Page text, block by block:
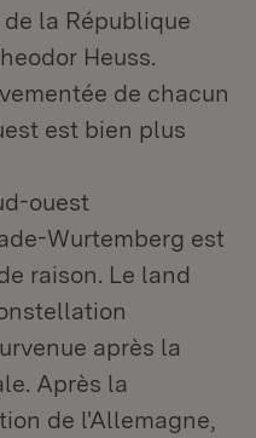
la République
Heuss.
de chacun
est bien plus
ouest
Wurtemberg est
raison. Le land
après la
Après la
de l'Allemagne,